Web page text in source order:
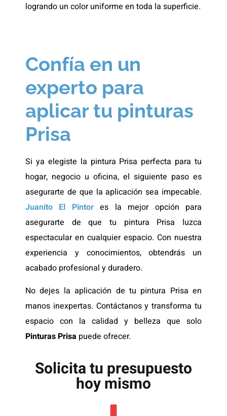
logrando un color uniforme en toda la superficie.
Confía en un
experto para
aplicar tu pinturas
Prisa
Si ya elegiste la pintura Prisa perfecta para tu
hogar, negocio u oficina, el siguiente paso es
asegurarte de que la aplicación sea impecable.
Juanito El Pintores la mejor opción para
asegurarte de que tu pintura Prisa luzca
espectacular en cualquier espacio. Con nuestra
experiencia y conocimientos, obtendrás un
acabado profesional y duradero.
No dejes la aplicación de tu pintura Prisa en
manos inexpertas. Contáctanos y transforma tu
espacio con la calidad y belleza que solo
Pinturas Prisa puede ofrecer.
Solicita tu presupuesto
hoy mismo